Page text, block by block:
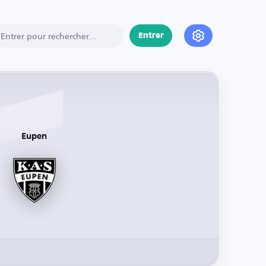
Entrer
Eupen